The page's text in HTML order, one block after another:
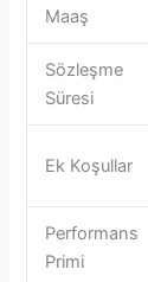
Maaş
Sözleşme
Süresi
Ek Koşullar
Performans
Primi